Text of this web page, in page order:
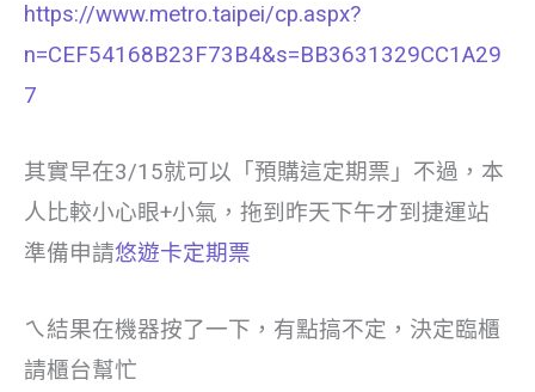
https://www.metro.taipei/cp.aspx?
n=CEF54168B23F73B4&s=BB3631329CC1A29
7
其實早在3/15就可以「預購這定期票」不過，本
人比較小心眼+小氣，拖到昨天下午才到捷運站
準備申請悠遊卡定期票
ㄟ結果在機器按了一下，有點搞不定，決定臨櫃
請櫃台幫忙